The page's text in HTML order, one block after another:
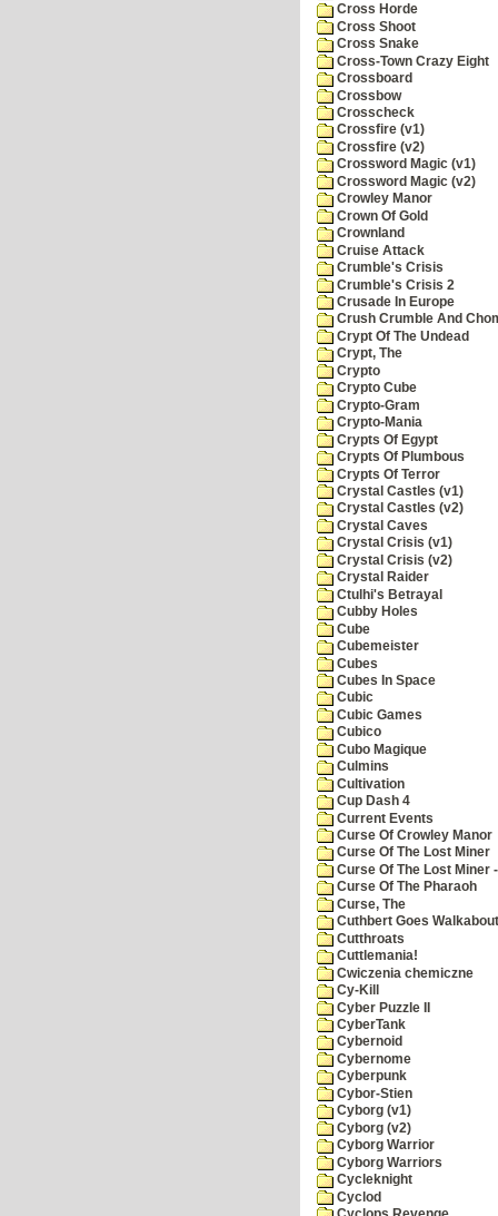
Cross Horde
Cross Shoot
Cross Snake
Cross-Town Crazy Eight
Crossboard
Crossbow
Crosscheck
Crossfire (v1)
Crossfire (v2)
Crossword Magic (v1)
Crossword Magic (v2)
Crowley Manor
Crown Of Gold
Crownland
Cruise Attack
Crumble's Crisis
Crumble's Crisis 2
Crusade In Europe
Crush Crumble And
Crypt Of The Undead
Crypt, The
Crypto
Crypto Cube
Crypto-Gram
Crypto-Mania
Crypts Of Egypt
Crypts Of Plumbous
Crypts Of Terror
Crystal Castles (v1)
Crystal Castles (v2)
Crystal Caves
Crystal Crisis (v1)
Crystal Crisis (v2)
Crystal Raider
Ctulhi's Betrayal
Cubby Holes
Cube
Cubemeister
Cubes
Cubes In Space
Cubic
Cubic Games
Cubico
Cubo Magique
Culmins
Cultivation
Cup Dash 4
Current Events
Curse Of Crowley Manor
Curse Of The Lost Miner
Curse Of The Lost Miner
Curse Of The Pharaoh
Curse, The
Cuthbert Goes Walkabout
Cutthroats
Cuttlemania!
Cwiczenia chemiczne
Cy-Kill
Cyber Puzzle II
CyberTank
Cybernoid
Cybernome
Cyberpunk
Cybor-Stien
Cyborg (v1)
Cyborg (v2)
Cyborg Warrior
Cyborg Warriors
Cycleknight
Cyclod